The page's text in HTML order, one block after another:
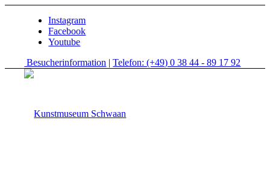
Instagram
Facebook
Youtube
Besucherinformation |Telefon: (+49) 0 38 44 - 89 17 92